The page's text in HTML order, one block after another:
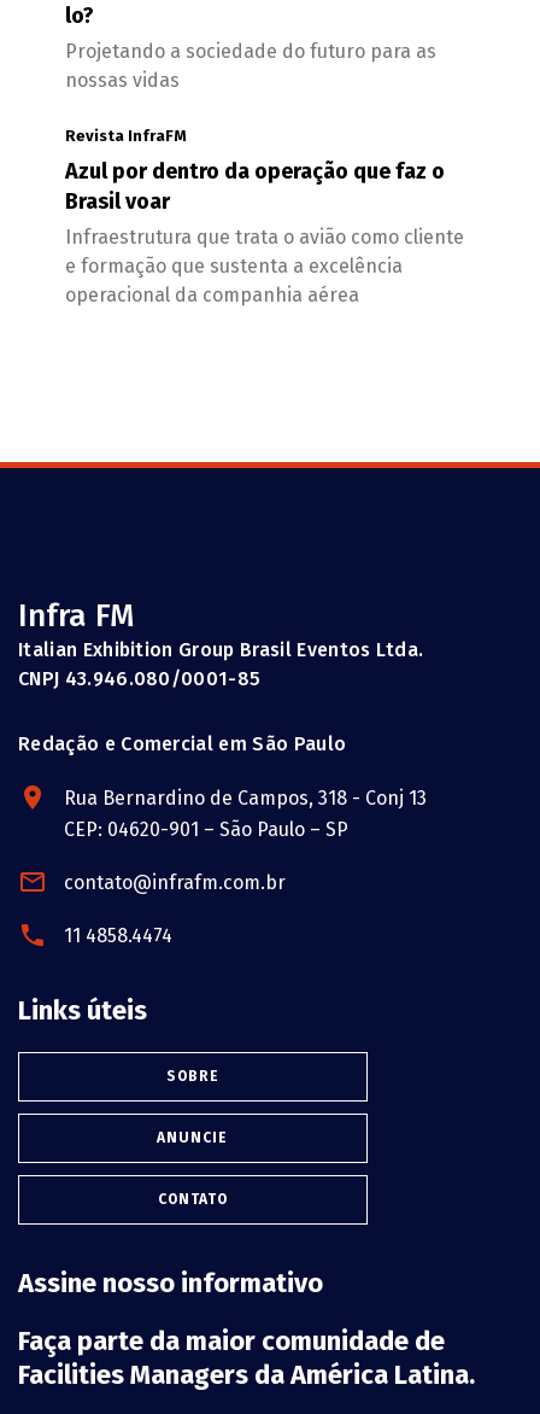
lo?
Projetando a sociedade do futuro para as
nossas vidas
Revista InfraFM
Azul por dentro da operação que faz o
Brasil voar
Infraestrutura que trata o avião como cliente
e formação que sustenta a excelência
operacional da companhia aérea
Infra FM
Italian Exhibition Group Brasil Eventos Ltda.
CNPJ 43.946.080/0001-85
Redação e Comercial em São Paulo
Rua Bernardino de Campos, 318 - Conj 13
CEP: 04620-901 – São Paulo – SP
contato@infrafm.com.br
11 4858.4474
Links úteis
SOBRE
ANUNCIE
CONTATO
Assine nosso informativo
Faça parte da maior comunidade de
Facilities Managers da América Latina.